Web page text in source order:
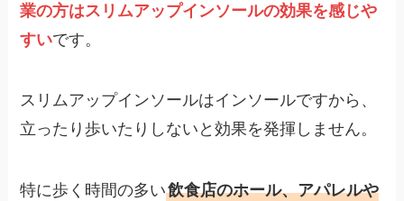
業の方はスリムアップインソールの効果を感じや
すいです。
スリムアップインソールはインソールですから、
立ったり歩いたりしないと効果を発揮しません。
特に歩く時間の多い飲食店のホール、アパレルや